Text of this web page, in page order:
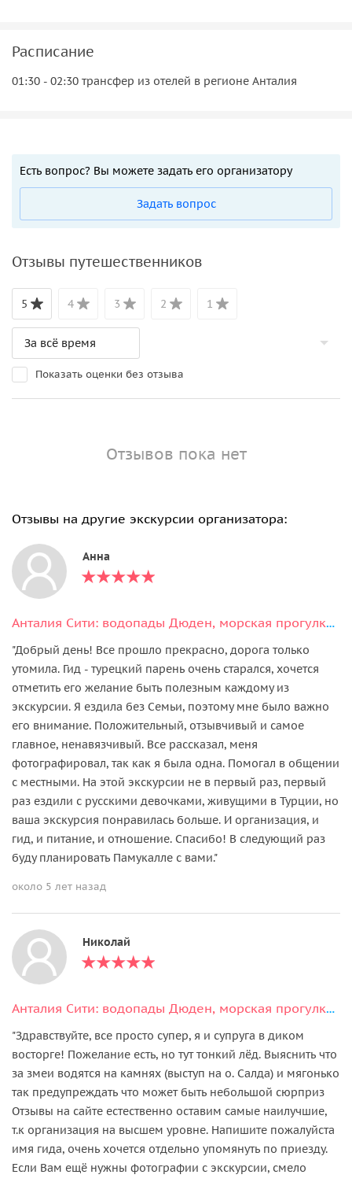
Расписание
01:30 - 02:30 трансфер из отелей в регионе Анталия
Есть вопрос? Вы можете задать его организатору
Задать вопрос
Отзывы путешественников
5 4 3 2 1
Показать оценки без отзыва
Отзывов пока нет
Отзывы на другие экскурсии организатора:
Анна
Анталия Сити: водопады Дюден, морская прогулка и старый город Калеичи
"Добрый день! Все прошло прекрасно, дорога только
утомила. Гид - турецкий парень очень старался, хочется
отметить его желание быть полезным каждому из
экскурсии. Я ездила без Семьи, поэтому мне было важно
его внимание. Положительный, отзывчивый и самое
главное, ненавязчивый. Все рассказал, меня
фотографировал, так как я была одна. Помогал в общении
с местными. На этой экскурсии не в первый раз, первый
раз ездили с русскими девочками, живущими в Турции, но
ваша экскурсия понравилась больше. И организация, и
гид, и питание, и отношение. Спасибо! В следующий раз
буду планировать Памукалле с вами."
около 5 лет назад
Николай
Анталия Сити: водопады Дюден, морская прогулка и старый город Калеичи
"Здравствуйте, все просто супер, я и супруга в диком
восторге! Пожелание есть, но тут тонкий лёд. Выяснить что
за змеи водятся на камнях (выступ на о. Салда) и мягонько
так предупреждать что может быть небольшой сюрприз
Отзывы на сайте естественно оставим самые наилучшие,
т.к организация на высшем уровне. Напишите пожалуйста
имя гида, очень хочется отдельно упомянуть по приезду.
Если Вам ещё нужны фотографии с экскурсии, смело